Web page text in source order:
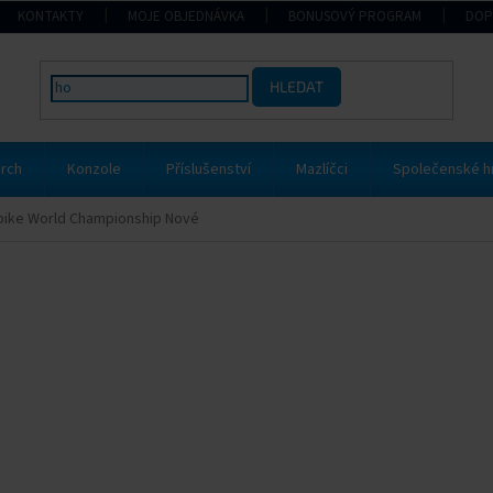
KONTAKTY MOJE OBJEDNÁVKA BONUSOVÝ PROGRAM
HLEDAT
Konzole Příslušenství Mazlíčci Společenské
World Championship Nové